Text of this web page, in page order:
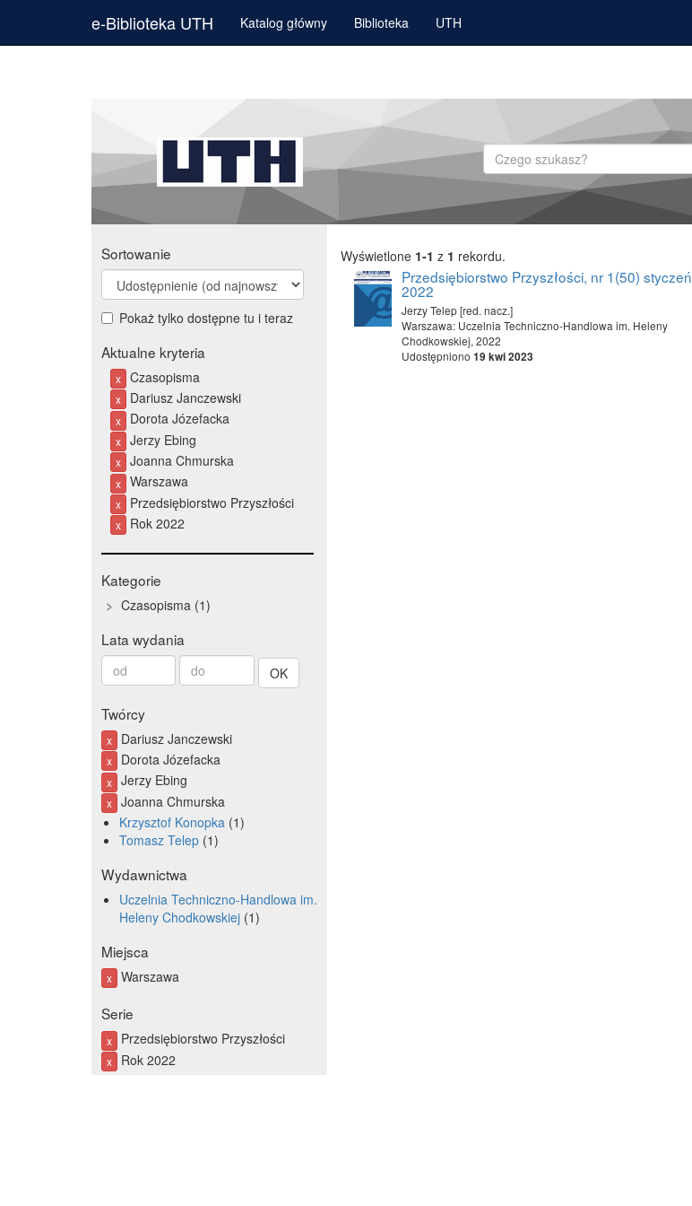
e-Biblioteka UTH Katalog główny Biblioteka UTH
Szukaj
Sortowanie
Pokaż tylko dostępne tu i teraz
Aktualne kryteria
x Czasopisma
x Dariusz Janczewski
x Dorota Józefacka
x Jerzy Ebing
x Joanna Chmurska
x Warszawa
x Przedsiębiorstwo Przyszłości
x Rok 2022
Kategorie
Czasopisma 1
Lata wydania
Od
roku
Do
roku
Twórcy
x Dariusz Janczewski
x Dorota Józefacka
x Jerzy Ebing
x Joanna Chmurska
Krzysztof Konopka 1
Tomasz Telep 1
Wydawnictwa
Uczelnia Techniczno-Handlowa im.
Heleny Chodkowskiej 1
Miejsca
x Warszawa
Serie
x Przedsiębiorstwo Przyszłości
x Rok 2022
Wyświetlone 1-1 z 1 rekordu.
Przedsiębiorstwo Przyszłości, nr 1(50) styczeń
2022
Jerzy Telep [red. nacz.]
Warszawa: Uczelnia Techniczno-Handlowa im. Heleny
Chodkowskiej, 2022
Udostępniono 19 kwi 2023